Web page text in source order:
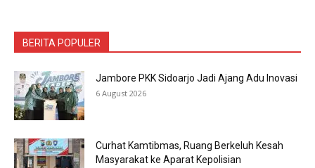
BERITA POPULER
Jambore PKK Sidoarjo Jadi Ajang Adu Inovasi
6 August 2026
Curhat Kamtibmas, Ruang Berkeluh Kesah
Masyarakat ke Aparat Kepolisian